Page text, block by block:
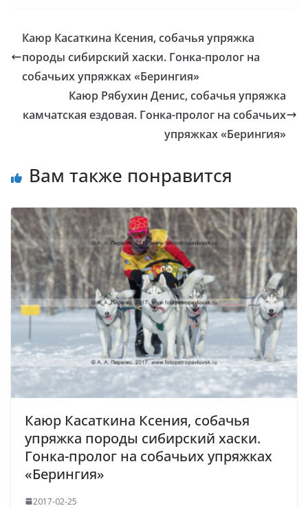
Каюр Касаткина Ксения, собачья упряжка
породы сибирский хаски. Гонка-пролог на
собачьих упряжках «Берингия»
Каюр Рябухин Денис, собачья упряжка
камчатская ездовая. Гонка-пролог на собачьих
упряжках «Берингия»
Вам также понравится
Каюр Касаткина Ксения, собачья
упряжка породы сибирский хаски.
Гонка-пролог на собачьих упряжках
«Берингия»
2017-02-25